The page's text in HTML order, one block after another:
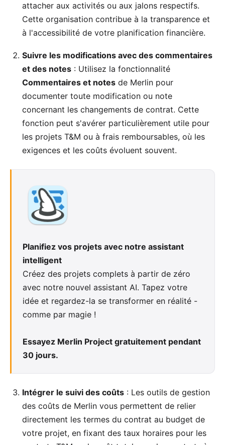
attacher aux activités ou aux jalons respectifs.
Cette organisation contribue à la transparence et
à l'accessibilité de votre planification financière.
Suivre les modifications avec des commentaires
et des notes : Utilisez la fonctionnalité
Commentaires et notes de Merlin pour
documenter toute modification ou note
concernant les changements de contrat. Cette
fonction peut s'avérer particulièrement utile pour
les projets T&M ou à frais remboursables, où les
exigences et les coûts évoluent souvent.
Planifiez vos projets avec notre assistant
intelligent
Créez des projets complets à partir de zéro
avec notre nouvel assistant AI. Tapez votre
idée et regardez-la se transformer en réalité -
comme par magie !
Essayez Merlin Project gratuitement pendant
30 jours.
Intégrer le suivi des coûts : Les outils de gestion
des coûts de Merlin vous permettent de relier
directement les termes du contrat au budget de
votre projet, en fixant des taux horaires pour les